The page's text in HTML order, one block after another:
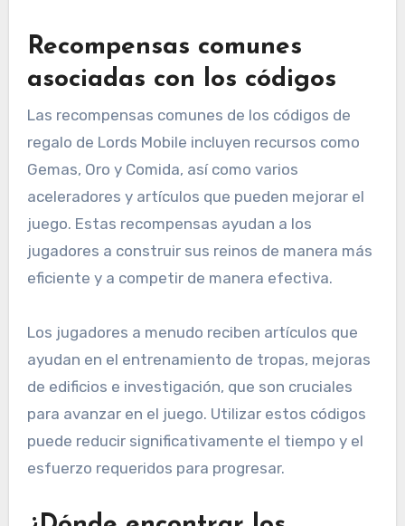
Recompensas comunes
asociadas con los códigos
Las recompensas comunes de los códigos de
regalo de Lords Mobile incluyen recursos como
Gemas, Oro y Comida, así como varios
aceleradores y artículos que pueden mejorar el
juego. Estas recompensas ayudan a los
jugadores a construir sus reinos de manera más
eficiente y a competir de manera efectiva.
Los jugadores a menudo reciben artículos que
ayudan en el entrenamiento de tropas, mejoras
de edificios e investigación, que son cruciales
para avanzar en el juego. Utilizar estos códigos
puede reducir significativamente el tiempo y el
esfuerzo requeridos para progresar.